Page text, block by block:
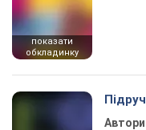
показати
обкладинку